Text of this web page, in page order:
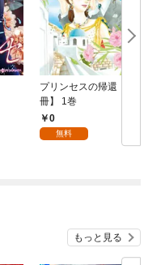
プリンセスの帰還【分
冊】 1巻
0
無料
もっと見る